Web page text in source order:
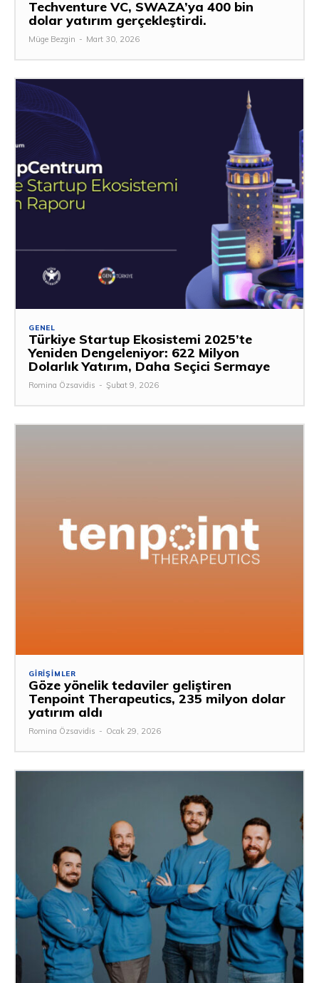
Techventure VC, SWAZA’ya 400 bin
dolar yatırım gerçekleştirdi.
Müge Bezgin - Mart 30, 2026
GENEL
Türkiye Startup Ekosistemi 2025’te
Yeniden Dengeleniyor: 622 Milyon
Dolarlık Yatırım, Daha Seçici Sermaye
Romina Özsavidis - Şubat 9, 2026
GIRIŞIMLER
Göze yönelik tedaviler geliştiren
Tenpoint Therapeutics, 235 milyon dolar
yatırım aldı
Romina Özsavidis - Ocak 29, 2026